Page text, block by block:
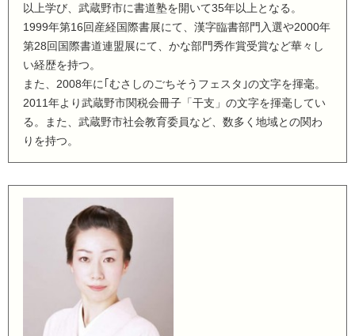
以上学び、武蔵野市に書道塾を開いて35年以上となる。
1999年第16回産経国際書展にて、漢字臨書部門入選や2000年
第28回国際書道連盟展にて、かな部門秀作賞受賞など華々し
い経歴を持つ。
また、2008年に｢むさしのごちそうフェスタ｣の文字を揮毫。
2011年より武蔵野市関税会冊子「干支」の文字を揮毫してい
る。また、武蔵野市社会教育委員など、数多く地域との関わ
りを持つ。